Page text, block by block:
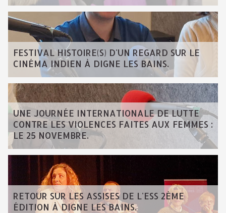
FESTIVAL HISTOIRE(S) D'UN REGARD SUR LE
CINÉMA INDIEN À DIGNE LES BAINS.
UNE JOURNÉE INTERNATIONALE DE LUTTE
CONTRE LES VIOLENCES FAITES AUX FEMMES :
LE 25 NOVEMBRE.
RETOUR SUR LES ASSISES DE L'ESS 2ÈME
ÉDITION À DIGNE LES BAINS.